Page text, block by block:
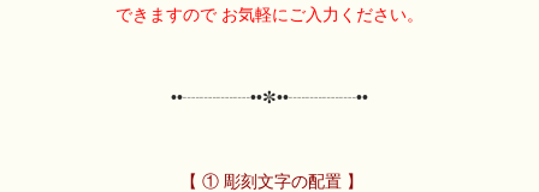
できますので お気軽にご入力ください。
••┈┈┈┈••✼••┈┈┈┈••
【 ① 彫刻文字の配置 】